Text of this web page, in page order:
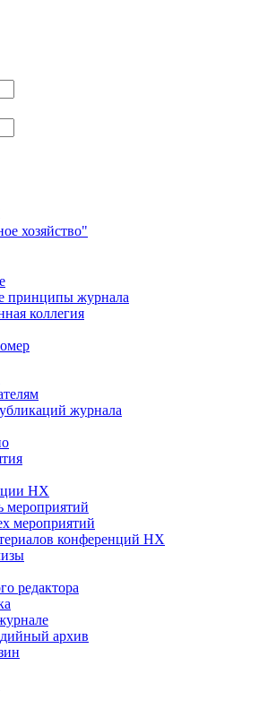
принципы журнала
коллегия
журнала
НХ
мероприятий
мероприятий
конференций НХ
редактора
архив